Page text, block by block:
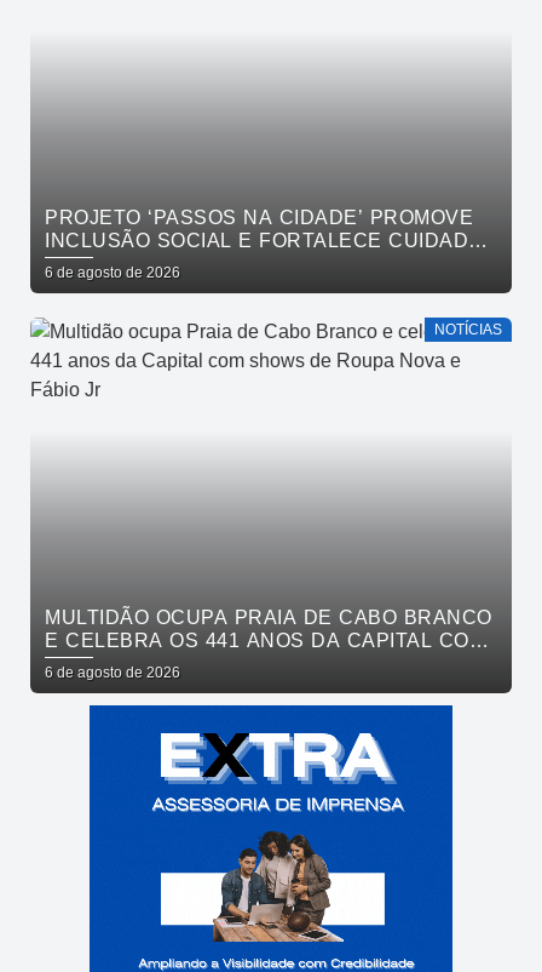
PROJETO ‘PASSOS NA CIDADE’ PROMOVE
INCLUSÃO SOCIAL E FORTALECE CUIDADO
EM SAÚDE MENTAL POR MEIO DA CORRIDA
6 de agosto de 2026
NOTÍCIAS
MULTIDÃO OCUPA PRAIA DE CABO BRANCO
E CELEBRA OS 441 ANOS DA CAPITAL COM
SHOWS DE ROUPA NOVA E FÁBIO JR
6 de agosto de 2026